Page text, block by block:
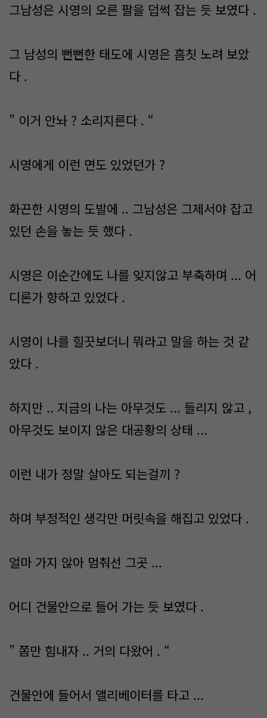
그남성은 시영의 오른 팔을 덥썩 잡는 듯 보였다 .
그 남성의 뻔뻔한 태도에 시영은 흠칫 노려 보았
다 .
” 이거 안놔 ? 소리지른다 . “
시영에게 이런 면도 있었던가 ?
화끈한 시영의 도발에 .. 그남성은 그제서야 잡고
있던 손을 놓는 듯 했다 .
시영은 이순간에도 나를 잊지않고 부축하며 ... 어
디론가 향하고 있었다 .
시영이 나를 힐끗보더니 뭐라고 말을 하는 것 같
았다 .
하지만 .. 지금의 나는 아무것도 ... 들리지 않고 ,
아무것도 보이지 않은 대공황의 상태 ...
이런 내가 정말 살아도 되는걸끼 ?
하며 부정적인 생각만 머릿속을 해집고 있었다 .
얼마 가지 않아 멈춰선 그곳 ...
어디 건물안으로 들어 가는 듯 보였다 .
” 쫌만 힘내자 .. 거의 다왔어 . “
건물안에 들어서 앨리베이터를 타고 ...